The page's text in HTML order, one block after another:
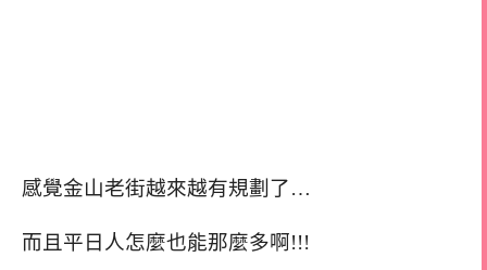
感覺金山老街越來越有規劃了…
而且平日人怎麼也能那麼多啊!!!